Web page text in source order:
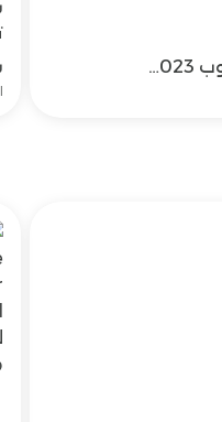
تنزيل سناب تيوب 2023 وتحديث تحميل برنامج سناب تيوب مجاناً